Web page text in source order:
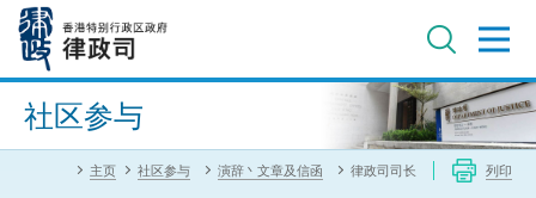
内
进阶搜寻
社区参与
主页 社区参与 演辞丶文章及信函 律政司司长 列印